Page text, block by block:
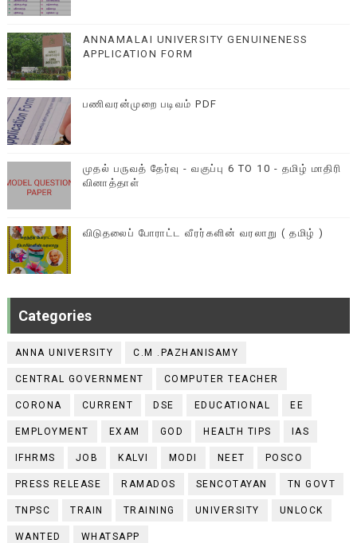
ANNAMALAI UNIVERSITY GENUINENESS
APPLICATION FORM
பணிவரன்முறை படிவம் PDF
முதல் பருவத் தேர்வு - வகுப்பு 6 TO 10 - தமிழ் மாதிரி
வினாத்தாள்
விடுதலைப் போராட்ட வீரர்களின் வரலாறு ( தமிழ் )
Categories
ANNA UNIVERSITY C.M .PAZHANISAMY
CENTRAL GOVERNMENT COMPUTER TEACHER
CORONA CURRENT DSE EDUCATIONAL EE
EMPLOYMENT EXAM GOD HEALTH TIPS IAS
IFHRMS JOB KALVI MODI NEET POSCO
PRESS RELEASE RAMADOS SENCOTAYAN TN GOVT
TNPSC TRAIN TRAINING UNIVERSITY UNLOCK
WANTED WHATSAPP